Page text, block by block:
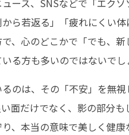
ース、SNSなどで「エク
から若返る」「疲れにくい
、心のどこかで「でも、
る方も多いのではないでし
のは、その「不安」を無
面だけでなく、影の部分
、本当の意味で美しく健